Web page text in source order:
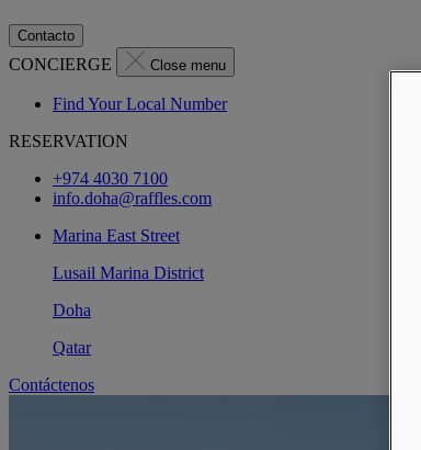
Contacto
CONCIERGE Close menu
Find Your Local Number
RESERVATION
+974 4030 7100
info.doha@raffles.com
Marina East Street
Lusail Marina District
Doha
Qatar
Contáctenos